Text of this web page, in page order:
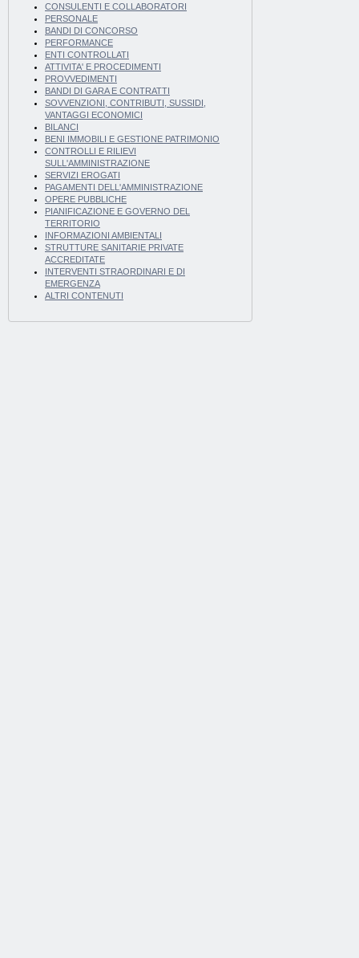
CONSULENTI E COLLABORATORI
PERSONALE
BANDI DI CONCORSO
PERFORMANCE
ENTI CONTROLLATI
ATTIVITA' E PROCEDIMENTI
PROVVEDIMENTI
BANDI DI GARA E CONTRATTI
SOVVENZIONI, CONTRIBUTI, SUSSIDI,
VANTAGGI ECONOMICI
BILANCI
BENI IMMOBILI E GESTIONE PATRIMONIO
CONTROLLI E RILIEVI
SULL'AMMINISTRAZIONE
SERVIZI EROGATI
PAGAMENTI DELL'AMMINISTRAZIONE
OPERE PUBBLICHE
PIANIFICAZIONE E GOVERNO DEL
TERRITORIO
INFORMAZIONI AMBIENTALI
STRUTTURE SANITARIE PRIVATE
ACCREDITATE
INTERVENTI STRAORDINARI E DI
EMERGENZA
ALTRI CONTENUTI